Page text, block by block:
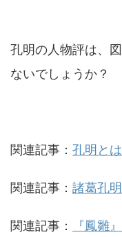
孔明の人物評は、
ないでしょうか？
関連記事： 孔明と
関連記事： 諸葛孔
関連記事： 『鳳雛